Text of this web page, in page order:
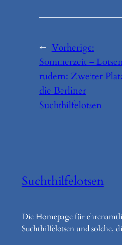
← Vorherige:
Sommerzeit – Lotsen
rudern: Zweiter
die Berliner
Suchthilfelotsen
Suchthilfelotsen
Die Homepage für
Suchthilfelotsen und solche,